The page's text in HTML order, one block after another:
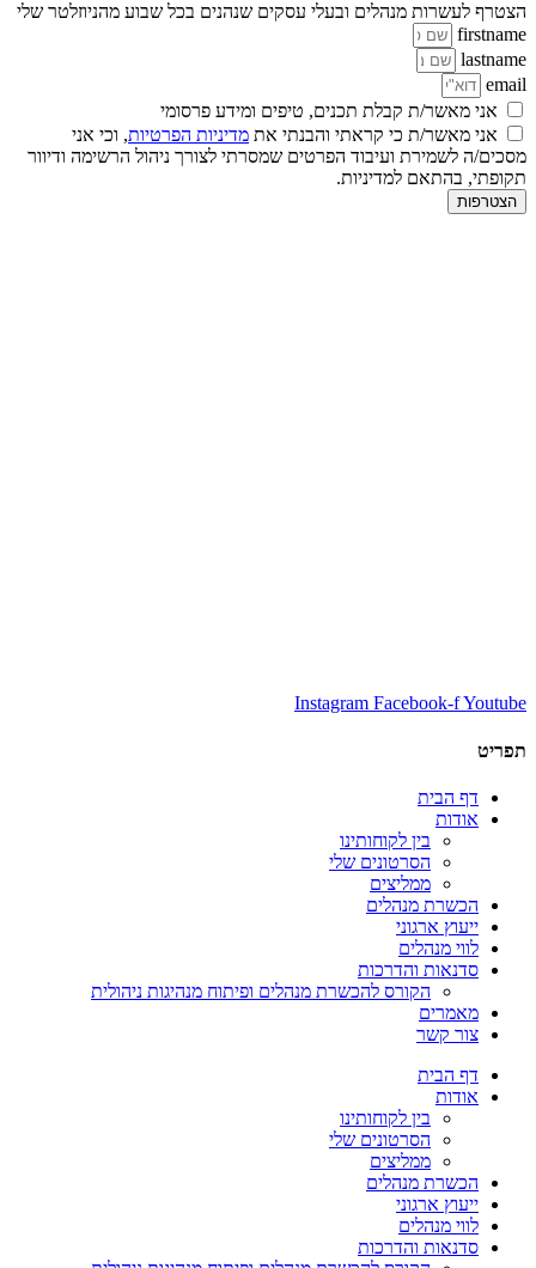
הצטרף לעשרות מנהלים ובעלי עסקים שנהנים בכל שבוע מהניוזלטר שלי
firstname
lastname
email
אני מאשר/ת קבלת תכנים, טיפים ומידע פרסומי
אני מאשר/ת כי קראתי והבנתי את מדיניות הפרטיות, וכי אני
מסכים/ה לשמירת ועיבוד הפרטים שמסרתי לצורך ניהול הרשימה ודיוור
תקופתי, בהתאם למדיניות.
הצטרפות
Instagram Facebook-fYoutube
תפריט
דף הבית
אודות
בין לקוחותינו
הסרטונים שלי
ממליצים
הכשרת מנהלים
ייעוץ ארגוני
לווי מנהלים
סדנאות והדרכות
הקורס להכשרת מנהלים ופיתוח מנהיגות ניהולית
מאמרים
צור קשר
דף הבית
אודות
בין לקוחותינו
הסרטונים שלי
ממליצים
הכשרת מנהלים
ייעוץ ארגוני
לווי מנהלים
סדנאות והדרכות